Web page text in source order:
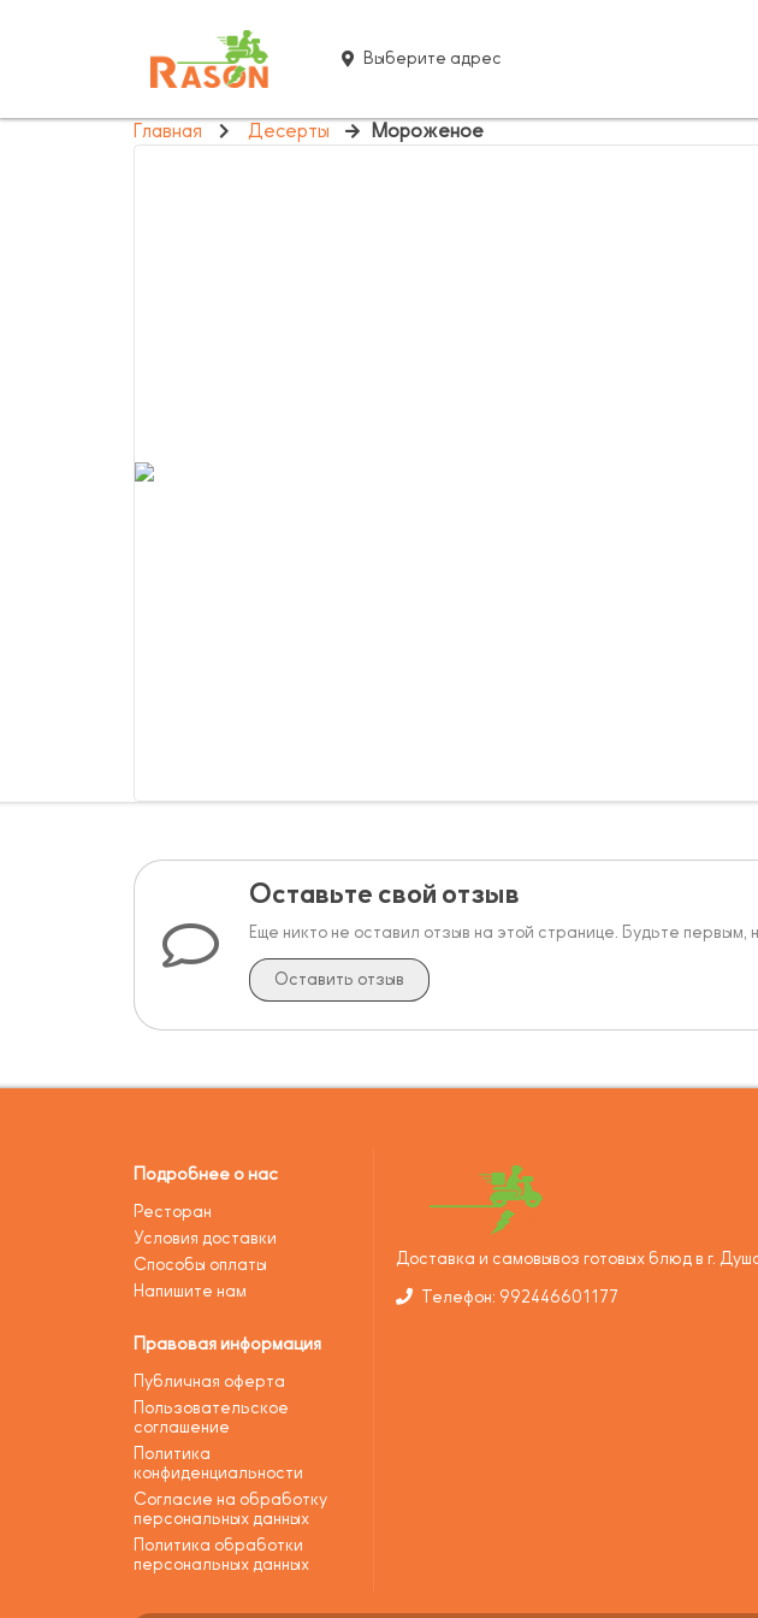
Выберите адрес
Главная Десерты Мороженое
Оставьте свой отзыв
Еще никто не оставил отзыв на этой странице. Будьте первым,
Оставить отзыв
Подробнее о нас
Ресторан
Условия доставки
Способы оплаты
Напишите нам
Правовая информация
Публичная оферта
Пользовательское
соглашение
Политика
конфиденциальности
Согласие на обработку
персональных данных
Политика обработки
персональных данных
Доставка и самовывоз готовых блюд в г.
Телефон: 992446601177